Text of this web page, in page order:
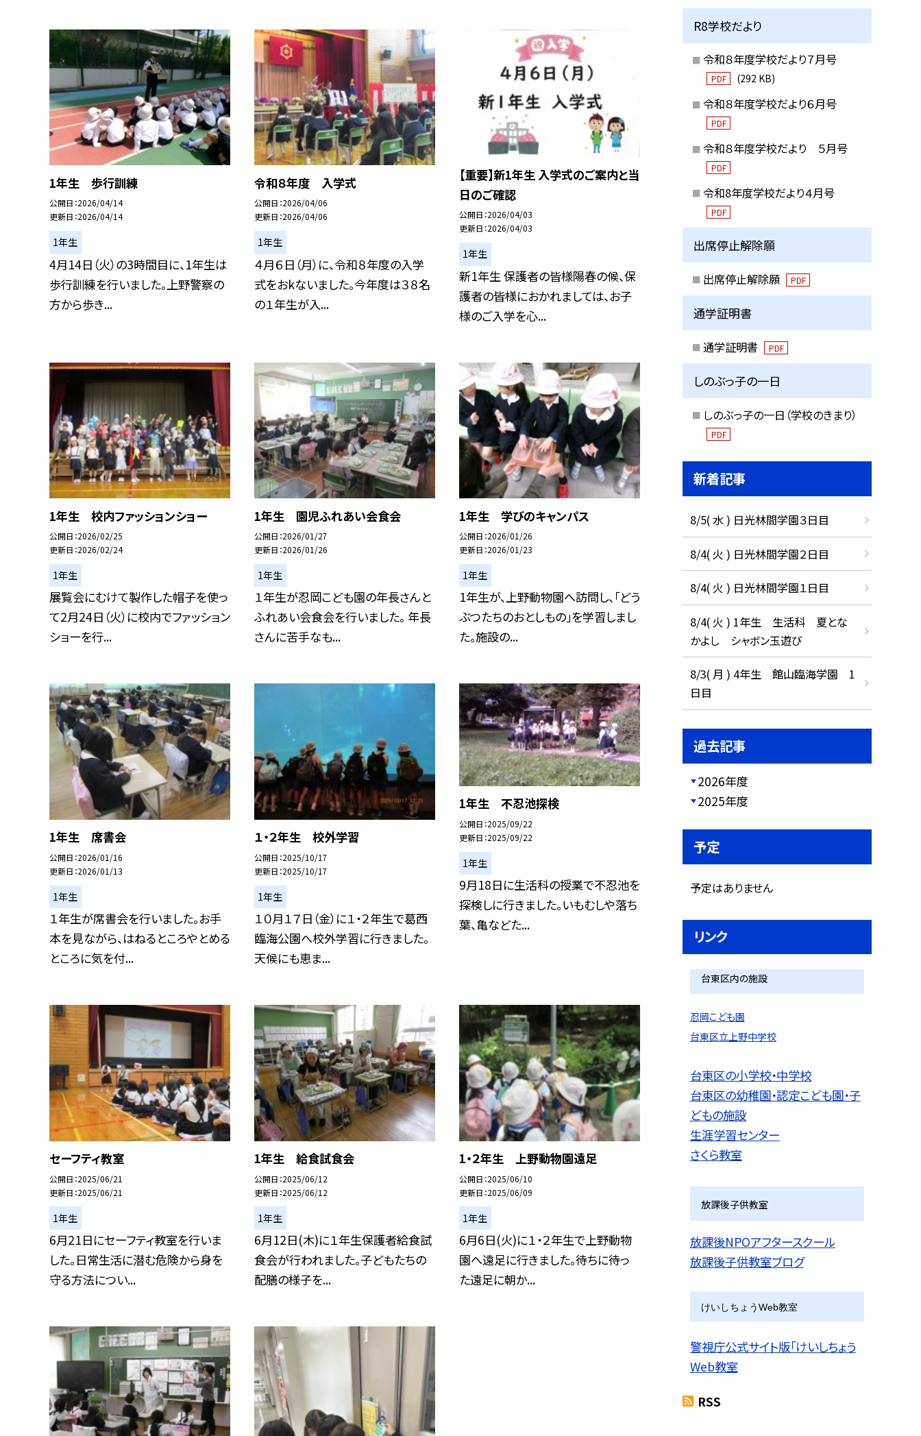
1年生 歩行訓練
公開日 2026/04/14
更新日 2026/04/14
1年生
4月14日（火）の3時間目に、1年生は
歩行訓練を行いました。上野警察の
方から歩き...
令和８年度 入学式
公開日 2026/04/06
更新日 2026/04/06
1年生
４月６日（月）に、令和８年度の入学
式をおkないました。今年度は３８名
の１年生が入...
【重要】新1年生 入学式のご案内と当
日のご確認
公開日 2026/04/03
更新日 2026/04/03
1年生
新1年生 保護者の皆様陽春の候、保
護者の皆様におかれましては、お子
様のご入学を心...
1年生 校内ファッションショー
公開日 2026/02/25
更新日 2026/02/24
1年生
展覧会にむけて製作した帽子を使っ
て2月24日（火）に校内でファッション
ショーを行...
1年生 園児ふれあい会食会
公開日 2026/01/27
更新日 2026/01/26
1年生
１年生が忍岡こども園の年長さんと
ふれあい会食会を行いました。 年長
さんに苦手なも...
1年生 学びのキャンパス
公開日 2026/01/26
更新日 2026/01/23
1年生
1年生が、上野動物園へ訪問し、「どう
ぶつたちのおとしもの」を学習しまし
た。施設の...
1年生 席書会
公開日 2026/01/16
更新日 2026/01/13
1年生
１年生が席書会を行いました。お手
本を見ながら、はねるところやとめる
ところに気を付...
１・２年生 校外学習
公開日 2025/10/17
更新日 2025/10/17
1年生
１０月１７日（金）に１・２年生で葛西
臨海公園へ校外学習に行きました。
天候にも恵ま...
1年生 不忍池探検
公開日 2025/09/22
更新日 2025/09/22
1年生
9月18日に生活科の授業で不忍池を
探検しに行きました。いもむしや落ち
葉、亀などた...
セーフティ教室
公開日 2025/06/21
更新日 2025/06/21
1年生
6月21日にセーフティ教室を行いま
した。日常生活に潜む危険から身を
守る方法につい...
1年生 給食試食会
公開日 2025/06/12
更新日 2025/06/12
1年生
6月12日(木)に１年生保護者給食試
食会が行われました。子どもたちの
配膳の様子を...
1・２年生 上野動物園遠足
公開日 2025/06/10
更新日 2025/06/09
1年生
6月6日(火)に１・２年生で上野動物
園へ遠足に行きました。待ちに待っ
た遠足に朝か...
R8学校だより
令和８年度学校だより７月号
PDF (292 KB)
令和８年度学校だより６月号
PDF
令和８年度学校だより ５月号
PDF
令和8年度学校だより４月号
PDF
出席停止解除願
出席停止解除願 PDF
通学証明書
通学証明書 PDF
しのぶっ子の一日
しのぶっ子の一日（学校のきまり）
PDF
新着記事
8/5( 水 ) 日光林間学園３日目
8/4( 火 ) 日光林間学園２日目
8/4( 火 ) 日光林間学園１日目
8/4( 火 ) 1年生 生活科 夏とな
かよし シャボン玉遊び
8/3( 月 ) 4年生 館山臨海学園 1
日目
過去記事
2026年度
2025年度
予定
予定はありません
リンク
台東区内の施設
忍岡こども園
台東区立上野中学校
台東区の小学校・中学校
台東区の幼稚園・認定こども園・子
どもの施設
生涯学習センター
さくら教室
放課後子供教室
放課後NPOアフタースクール
放課後子供教室ブログ
けいしちょうWeb教室
警視庁公式サイト版「けいしちょう
Web教室
RSS